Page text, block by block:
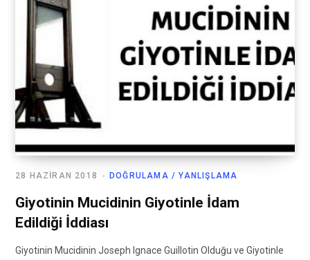
DOĞRULAMA / YANLIŞLAMA
28 HAZIRAN 2018
Giyotinin Mucidinin Giyotinle İdam
Edildiği İddiası
Giyotinin Mucidinin Joseph Ignace Guillotin Olduğu ve Giyotinle